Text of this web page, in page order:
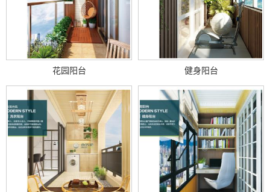
花园阳台 健身阳台